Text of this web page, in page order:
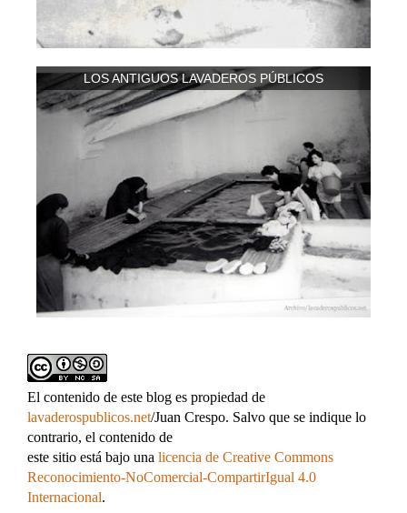
LOS ANTIGUOS LAVADEROS PÚBLICOS
El contenido de este blog es propiedad de
lavaderospublicos.net/Juan Crespo. Salvo que se indique lo
contrario, el contenido de
este sitio está bajo una licencia de Creative Commons
Reconocimiento-NoComercial-CompartirIgual 4.0
Internacional.